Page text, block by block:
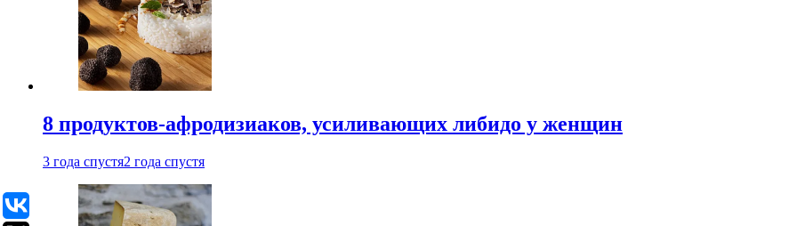
8 продуктов-афродизиаков, усиливающих либидо у женщин
3 года спустя2 года спустя